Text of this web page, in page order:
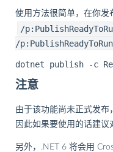
使用方法很简单，在你发
/
/
注意
由于该功能尚未正式发布
因此如果要使用的话建议
另外，.NET 6 将会用